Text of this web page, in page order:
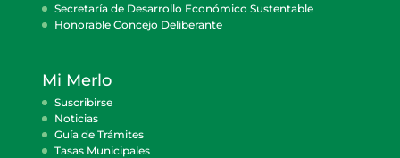
Secretaría de Desarrollo Económico Sustentable
Honorable Concejo Deliberante
Mi Merlo
Suscribirse
Noticias
Guía de Trámites
Tasas Municipales